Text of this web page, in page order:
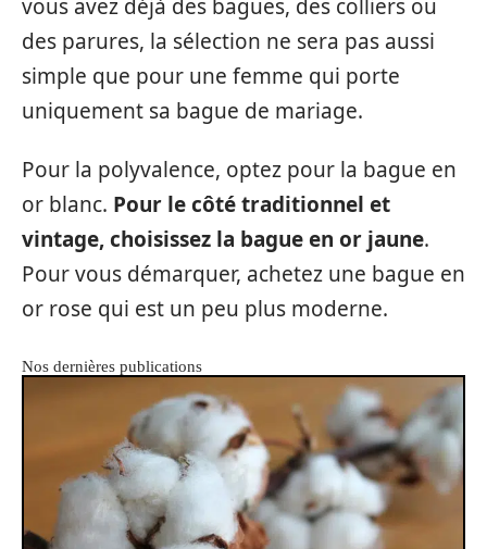
vous avez déjà des bagues, des colliers ou
des parures, la sélection ne sera pas aussi
simple que pour une femme qui porte
uniquement sa bague de mariage.
Pour la polyvalence, optez pour la bague en
or blanc. Pour le côté traditionnel et
vintage, choisissez la bague en or jaune.
Pour vous démarquer, achetez une bague en
or rose qui est un peu plus moderne.
Nos dernières publications